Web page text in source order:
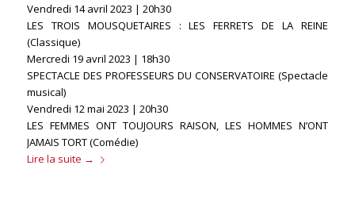
Vendredi 14 avril 2023 | 20h30
LES TROIS MOUSQUETAIRES : LES FERRETS DE LA REINE
(Classique)
Mercredi 19 avril 2023 | 18h30
SPECTACLE DES PROFESSEURS DU CONSERVATOIRE (Spectacle
musical)
Vendredi 12 mai 2023 | 20h30
LES FEMMES ONT TOUJOURS RAISON, LES HOMMES N’ONT
JAMAIS TORT (Comédie)
Lire la suite →